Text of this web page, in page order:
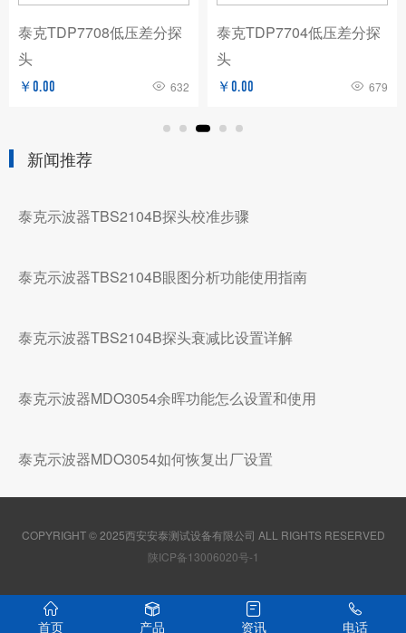
泰克TDP7708低压差分探
头
￥0.00 632
泰克TDP7704低压差分探
头
￥0.00 679
新闻推荐
泰克示波器TBS2104B探头校准步骤
泰克示波器TBS2104B眼图分析功能使用指南
泰克示波器TBS2104B探头衰减比设置详解
泰克示波器MDO3054余晖功能怎么设置和使用
泰克示波器MDO3054如何恢复出厂设置
COPYRIGHT © 2025西安安泰测试设备有限公司 ALL RIGHTS RESERVED
陕ICP备13006020号-1
首页 产品 资讯 电话